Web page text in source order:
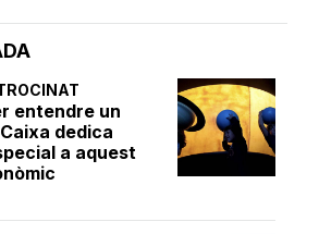
entendre un
dedica
a aquest